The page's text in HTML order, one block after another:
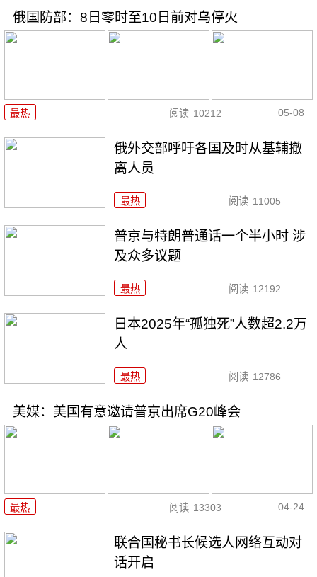
俄国防部：8日零时至10日前对乌停火
最热 阅读 10212 05-08
俄外交部呼吁各国及时从基辅撤
离人员
最热 阅读 11005
普京与特朗普通话一个半小时 涉
及众多议题
最热 阅读 12192
日本2025年“孤独死”人数超2.2万
人
最热 阅读 12786
美媒：美国有意邀请普京出席G20峰会
最热 阅读 13303 04-24
联合国秘书长候选人网络互动对
话开启